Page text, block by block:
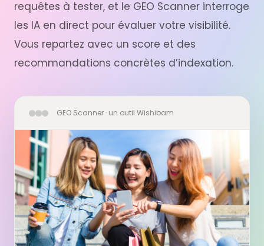
requêtes à tester, et le GEO Scanner interroge
les IA en direct pour évaluer votre visibilité.
Vous repartez avec un score et des
recommandations concrètes d’indexation.
GEO Scanner · un outil Wishibam